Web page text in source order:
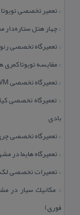
:: تعمیر تخصصی
::چهار هتل‌ ستاره‌دار مشهد با
:: تعمیرگاه تخصصی رنو داستر در
:: مقایسه تویوتا
:: تعمیرگاه تخصصی SWM در مشهد | تعمیر موتور، گیربكس و عیب‌یابی برق
:: تعمیرگاه تخصصی
بادی
:: تعمیرگاه تخصصی چری در مشهد | ۱۰
:: تعمیرگاه هایما در
:: تعمیرات تخصصی
:: مكانیك سیار در
فوری)